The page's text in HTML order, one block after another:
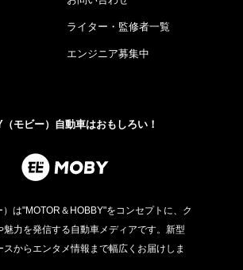
ライター・監修者一覧
エンジニア募集中
モビー）自動車はおもしろい！
）は"MOTOR＆HOBBY"をコンセプトに、ク
魅力を発信する自動車メディアです。新型
スからエンタメ情報まで幅広くお届けしま